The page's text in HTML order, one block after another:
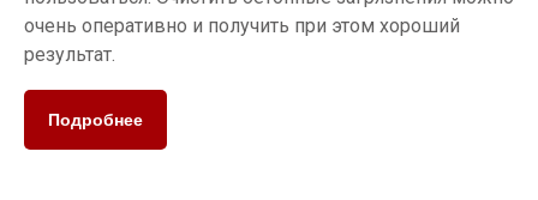
очень оперативно и получить при этом хороший
результат.
Подробнее